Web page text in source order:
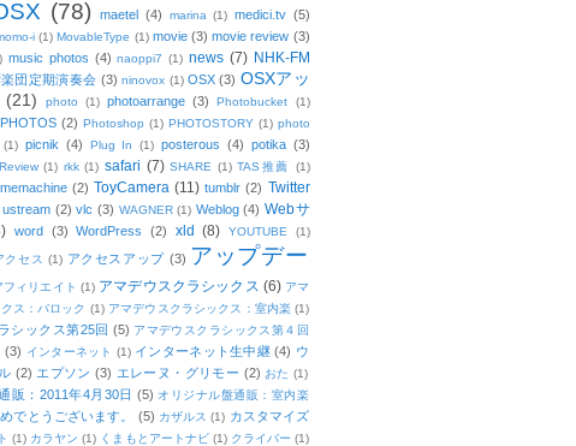
(78) maetel (4) marina (1) medici.tv (5)
i (1) MovableType (1) movie (3) movie review (3)
music photos (4) naoppi7 (1) news (7) NHK-FM
団定期演奏会 (3) ninovox (1) OSX (3) OSXアッ
(21) photo (1) photoarrange (3) Photobucket
(1)
PHOTOS (2) Photoshop (1) PHOTOSTORY (1) photo
(1) picnik (4) Plug In (1) posterous (4) potika (3)
Review (1) rkk (1) safari (7) SHARE (1) TAS推薦
(1)
(2) ToyCamera (11) tumblr (2) Twitter
ustream (2) vlc (3) WAGNER (1) Weblog (4) Webサ
word (3) WordPress (2) xld (8) YOUTUBE (1)
クセス (1) アクセスアップ (3) アップデー
フィリエイト (1) アマデウスクラシックス (6) アマ
ス：バロック (1) アマデウスクラシックス：室内楽 (1)
シックス第25回 (5) アマデウスクラシックス第４回
(3) インターネット (1) インターネット生中継 (4) ウ
(2) エプソン (3) エレーヌ・グリモー (2) おた (1)
販：2011年4月30日 (5) オリジナル盤通販：室内楽
でとうございます。 (5) カザルス (1) カスタマイズ
(1) カラヤン (1) くまもとアートナビ (1) クライバー (1)